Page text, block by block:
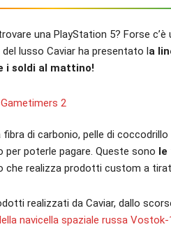
una PlayStation 5? Forse
lusso Caviar ha presentato la
i soldi al mattino!
di carbonio, pelle di
poterle pagare. Queste sono le
che realizza prodotti custom a
realizzati da Caviar, dallo
navicella spaziale russa Vostok-